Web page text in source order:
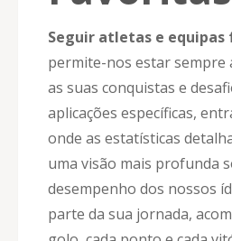
Seguir atletas e
permite-nos estar sempre
as suas conquistas e
aplicações específicas,
onde as estatísticas
uma visão mais profunda
desempenho dos nossos
parte da sua jornada,